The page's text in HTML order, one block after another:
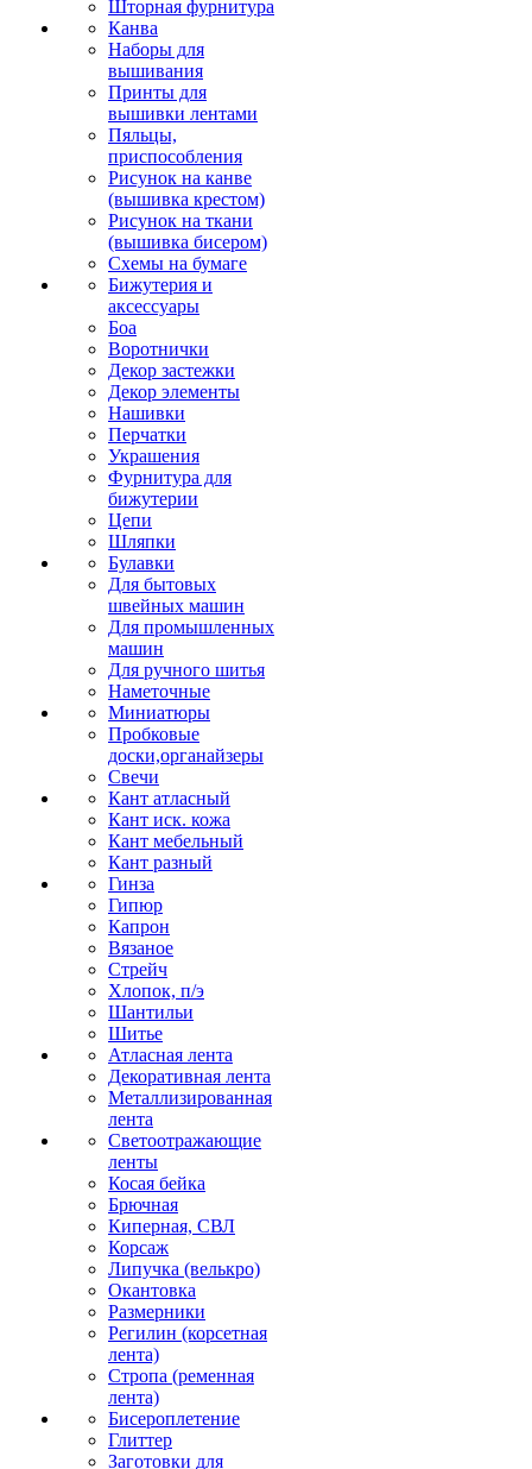
Шторная фурнитура
Канва
Наборы для
вышивания
Принты для
вышивки лентами
Пяльцы,
приспособления
Рисунок на канве
(вышивка крестом)
Рисунок на ткани
(вышивка бисером)
Схемы на бумаге
Бижутерия и
аксессуары
Боа
Воротнички
Декор застежки
Декор элементы
Нашивки
Перчатки
Украшения
Фурнитура для
бижутерии
Цепи
Шляпки
Булавки
Для бытовых
швейных машин
Для промышленных
машин
Для ручного шитья
Наметочные
Миниатюры
Пробковые
доски,органайзеры
Свечи
Кант атласный
Кант иск. кожа
Кант мебельный
Кант разный
Гинза
Гипюр
Капрон
Вязаное
Стрейч
Хлопок, п/э
Шантильи
Шитье
Атласная лента
Декоративная лента
Металлизированная
лента
Светоотражающие
ленты
Косая бейка
Брючная
Киперная, СВЛ
Корсаж
Липучка (велькро)
Окантовка
Размерники
Регилин (корсетная
лента)
Стропа (ременная
лента)
Бисероплетение
Глиттер
Заготовки для